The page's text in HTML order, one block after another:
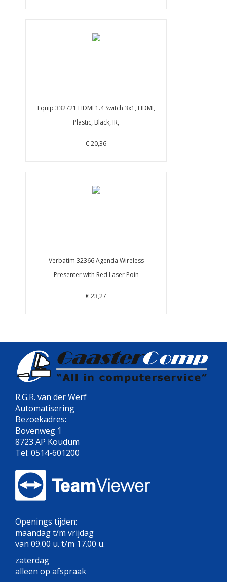
Equip 332721 HDMI 1.4 Switch 3x1, HDMI,
Plastic, Black, IR,
€ 20,36
Verbatim 32366 Agenda Wireless
Presenter with Red Laser Poin
€ 23,27
R.G.R. van der Werf
Automatisering
Bezoekadres:
Bovenweg 1
8723 AP Koudum
Tel: 0514-601200
Openings tijden:
maandag t/m vrijdag
van 09.00 u. t/m 17.00 u.
zaterdag
alleen op afspraak